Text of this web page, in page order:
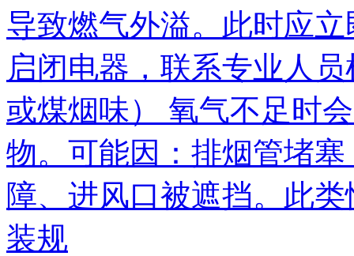
导致燃气外溢。此时应
启闭电器，联系专业人
或煤烟味） 氧气不足时
物。可能因：排烟管堵
障、进风口被遮挡。此
装规